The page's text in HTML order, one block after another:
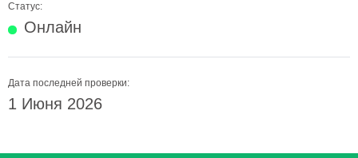
Статус:
Онлайн
Дата последней проверки:
1 Июня 2026